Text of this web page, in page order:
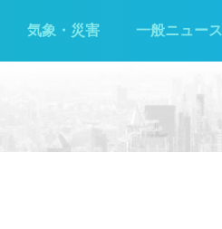
気象・災害 一般ニュース